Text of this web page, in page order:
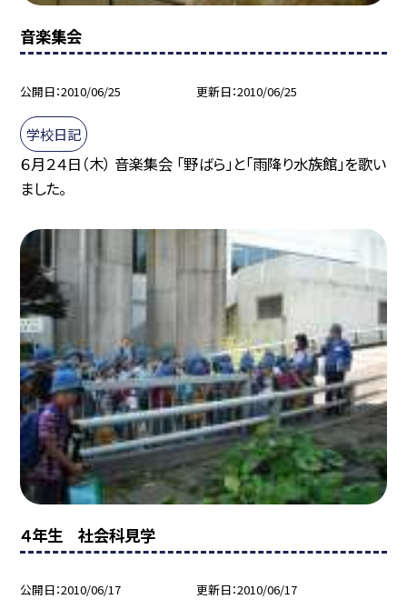
音楽集会
公開日 2010/06/25 更新日 2010/06/25
学校日記
６月２４日（木） 音楽集会 「野ばら」と「雨降り水族館」を歌い
ました。
４年生 社会科見学
公開日 2010/06/17 更新日 2010/06/17